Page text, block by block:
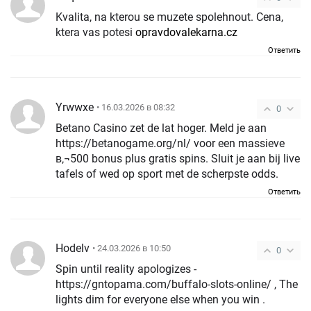
Kvalita, na kterou se muzete spolehnout. Cena,
ktera vas potesi opravdovalekarna.cz
Ответить
0
Yrwwxe • 16.03.2026 в 08:32
Betano Casino zet de lat hoger. Meld je aan
https://betanogame.org/nl/ voor een massieve
в‚¬500 bonus plus gratis spins. Sluit je aan bij live
tafels of wed op sport met de scherpste odds.
Ответить
0
Hodelv • 24.03.2026 в 10:50
Spin until reality apologizes -
https://gntopama.com/buffalo-slots-online/ , The
lights dim for everyone else when you win .